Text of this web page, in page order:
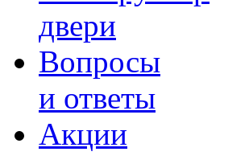
двери
Вопросы
и ответы
Акции